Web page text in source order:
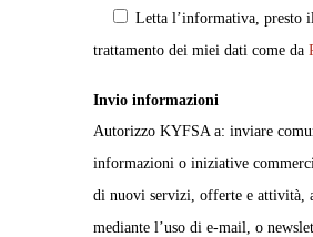
Letta l’informativa, presto
trattamento dei miei dati come da
Invio informazioni
Autorizzo KYFSA a: inviare
informazioni o iniziative
di nuovi servizi, offerte e attività,
mediante l’uso di e-mail, o